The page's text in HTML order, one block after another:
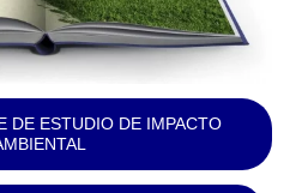
DE ESTUDIO DE IMPACTO